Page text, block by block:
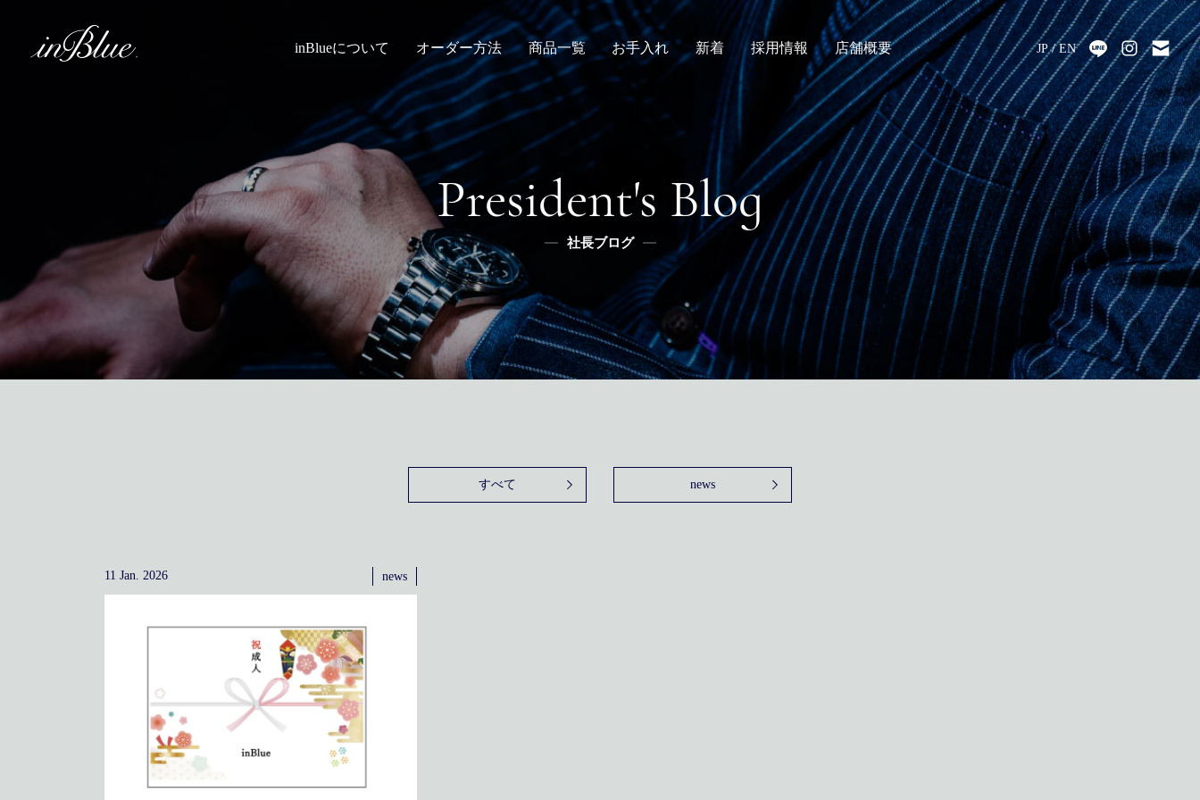
inBlueについて
ヒストリー
理念
トライフープ
着用シーン
こだわり
縫製
Q&A
オーダー方法
倉敷店でのオーダー
全国オーダー会
ふるさと納税
商品一覧
デニムスーツ
メンズ
レディース
ふるさと納税
ふるさとチョイス
お手入れ 新着
ニュース
インタビュー
社長ブログ
スタッフブログ
メディア掲載
採用情報
新卒採用
店舗概要
アクセス
会社情報
代表メッセージ
JP EN
President's Blog
社長ブログ
すべて news
11 Jan. 2026 news